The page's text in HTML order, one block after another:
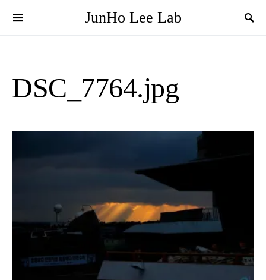
JunHo Lee Lab
DSC_7764.jpg